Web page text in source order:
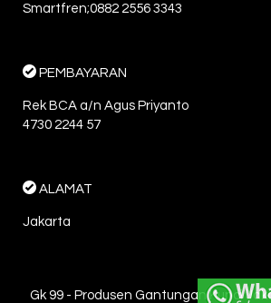
Smartfren;0882 2556 3343
PEMBAYARAN
Rek BCA a/n Agus Priyanto
4730 2244 57
ALAMAT
Jakarta
Gk 99 - Produsen Gantungan Kunci